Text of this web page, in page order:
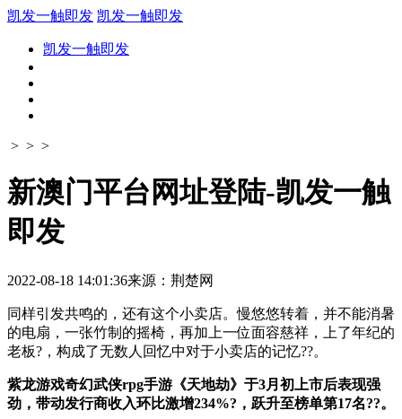
凯发一触即发 凯发一触即发
凯发一触即发
> > >
新澳门平台网址登陆-凯发一触
即发
2022-08-18 14:01:36来源：荆楚网
同样引发共鸣的，还有这个小卖店。慢悠悠转着，并不能消暑
的电扇，一张竹制的摇椅，再加上一位面容慈祥，上了年纪的
老板?，构成了无数人回忆中对于小卖店的记忆??。
紫龙游戏奇幻武侠rpg手游《天地劫》于3月初上市后表现强
劲，带动发行商收入环比激增234%?，跃升至榜单第17名??。